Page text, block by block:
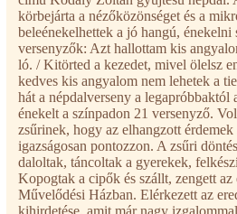
körbejárta a nézőközönséget és a
beleénekelhettek a jó hangú, énekelni
versenyzők: Azt hallottam kis
ló. / Kitörted a kezedet, mivel ölelsz
kedves kis angyalom nem lehetek a
hát a népdalverseny a legapróbbaktól
énekelt a színpadon 21 versenyző.
zsűrinek, hogy az elhangzott érdemek
igazságosan pontozzon. A zsűri
daloltak, táncoltak a gyerekek,
Kopogtak a cipők és szállt, zengett az
Művelődési Házban. Elérkezett az
kihirdetése, amit már nagy